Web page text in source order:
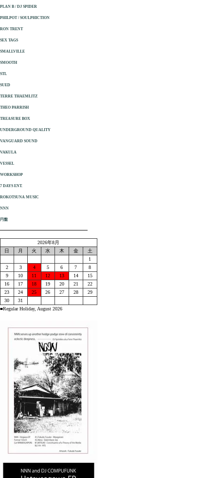
PLAN B / DJ SPIDER
PHILPOT / SOULPHICTION
RON TRENT
SEX TAGS
SMALLVILLE
SMOOTH
STL
SUED
TERRE THAEMLITZ
THEO PARRISH
TREASURE BOX
UNDERGROUND QUALITY
VANGUARD SOUND
VAKULA
VESSEL
WORKSHOP
7 DAYS ENT.
ROKOTSUNA MUSIC
NNN
円盤
2026年8月
日
月 火 水 木 金
土
1
2
3 4 5 6 7
8
9
10 11 12 13 14
15
16
17 18 19 20 21
22
23
24 25 26 27 28
29
30
31
■Regular Holiday, August 2026